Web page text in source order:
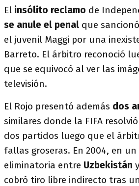
El insólito reclamo de
se anule el penal que
el juvenil Maggi por una
Barreto. El árbitro reconoció
que se equivocó al ver las
televisión.
El Rojo presentó además dos
similares donde la FIFA
dos partidos luego que el
fallas groseras. En 2004, en
eliminatoria entre Uzbekistán y
cobró tiro libre indirecto tras